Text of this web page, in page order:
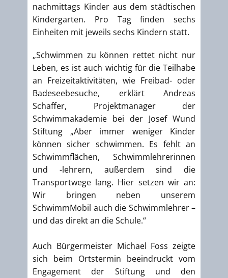
nachmittags Kinder aus dem städtischen
Kindergarten. Pro Tag finden sechs
Einheiten mit jeweils sechs Kindern statt.
„Schwimmen zu können rettet nicht nur
Leben, es ist auch wichtig für die Teilhabe
an Freizeitaktivitäten, wie Freibad- oder
Badeseebesuche, erklärt Andreas
Schaffer, Projektmanager der
Schwimmakademie bei der Josef Wund
Stiftung „Aber immer weniger Kinder
können sicher schwimmen. Es fehlt an
Schwimmflächen, Schwimmlehrerinnen
und -lehrern, außerdem sind die
Transportwege lang. Hier setzen wir an:
Wir bringen neben unserem
SchwimmMobil auch die Schwimmlehrer –
und das direkt an die Schule.“
Auch Bürgermeister Michael Foss zeigte
sich beim Ortstermin beeindruckt vom
Engagement der Stiftung und den